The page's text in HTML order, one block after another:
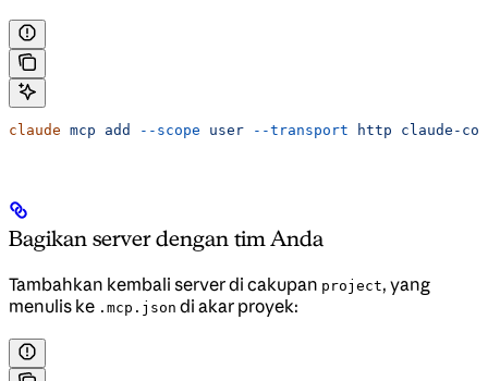
claude mcp add --scope user --transport http claude-
Bagikan server dengan tim Anda
Tambahkan kembali server di cakupan project, yang
menulis ke .mcp.json di akar proyek: